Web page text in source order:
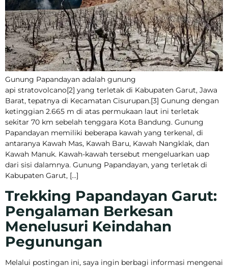
Gunung Papandayan adalah gunung
api stratovolcano[2] yang terletak di Kabupaten Garut, Jawa
Barat, tepatnya di Kecamatan Cisurupan.[3] Gunung dengan
ketinggian 2.665 m di atas permukaan laut ini terletak
sekitar 70 km sebelah tenggara Kota Bandung. Gunung
Papandayan memiliki beberapa kawah yang terkenal, di
antaranya Kawah Mas, Kawah Baru, Kawah Nangklak, dan
Kawah Manuk. Kawah-kawah tersebut mengeluarkan uap
dari sisi dalamnya. Gunung Papandayan, yang terletak di
Kabupaten Garut, […]
Trekking Papandayan Garut:
Pengalaman Berkesan
Menelusuri Keindahan
Pegunungan
Melalui postingan ini, saya ingin berbagi informasi mengenai